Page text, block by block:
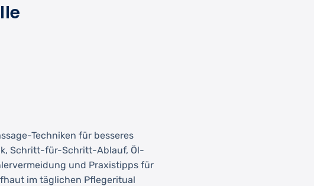
Techniken für besseres
Schritt-für-Schritt-Ablauf, Öl-
und Praxistipps für
im täglichen Pflegeritual